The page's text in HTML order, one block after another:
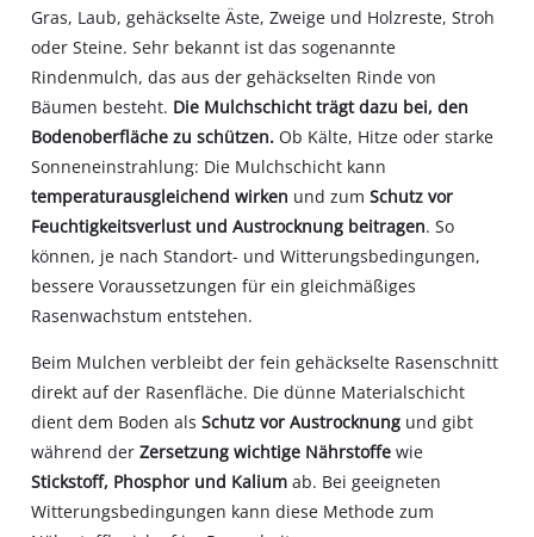
Gras, Laub, gehäckselte Äste, Zweige und Holzreste, Stroh
oder Steine. Sehr bekannt ist das sogenannte
Rindenmulch, das aus der gehäckselten Rinde von
Bäumen besteht. Die Mulchschicht trägt dazu bei, den
Bodenoberfläche zu schützen. Ob Kälte, Hitze oder starke
Sonneneinstrahlung: Die Mulchschicht kann
temperaturausgleichend wirken und zum Schutz vor
Feuchtigkeitsverlust und Austrocknung beitragen. So
können, je nach Standort- und Witterungsbedingungen,
bessere Voraussetzungen für ein gleichmäßiges
Rasenwachstum entstehen.
Beim Mulchen verbleibt der fein gehäckselte Rasenschnitt
direkt auf der Rasenfläche. Die dünne Materialschicht
dient dem Boden als Schutz vor Austrocknung und gibt
während derZersetzung wichtige Nährstoffe wie
Stickstoff, Phosphor und Kalium ab. Bei geeigneten
Witterungsbedingungen kann diese Methode zum